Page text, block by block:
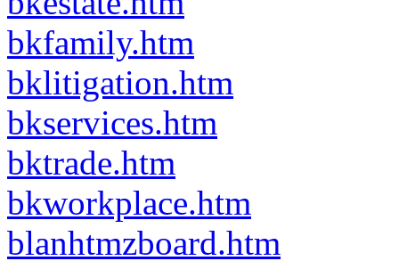
bkfamily.htm
bklitigation.htm
bkservices.htm
bktrade.htm
bkworkplace.htm
blanhtmzboard.htm